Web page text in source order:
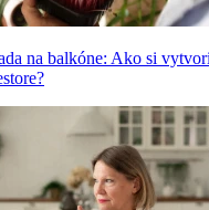
na balkóne: Ako si